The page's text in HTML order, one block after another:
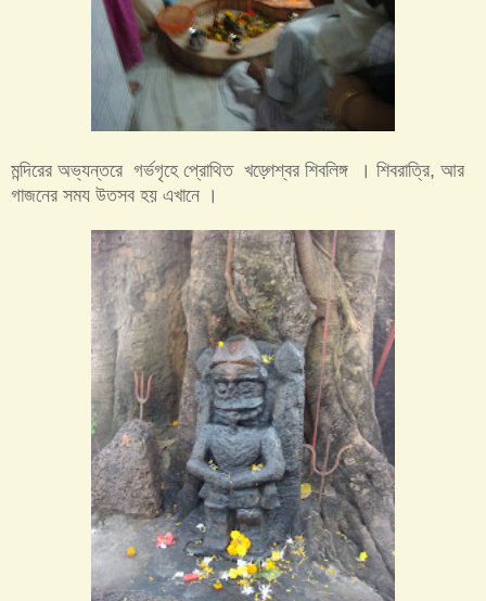
মন্দিরের অভ্যন্তরে গর্ভগৃহে প্রোথিত খড়্গেশ্বর শিবলিঙ্গ । শিবরাত্রি, আর
গাজনের সময উতসব হয় এখানে ।